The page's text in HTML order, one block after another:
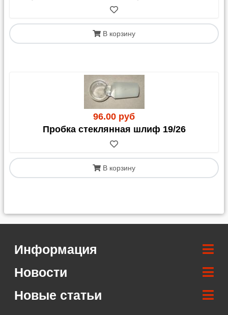
В корзину
96.00 руб
Пробка стеклянная шлиф 19/26
В корзину
Информация
Новости
Новые статьи